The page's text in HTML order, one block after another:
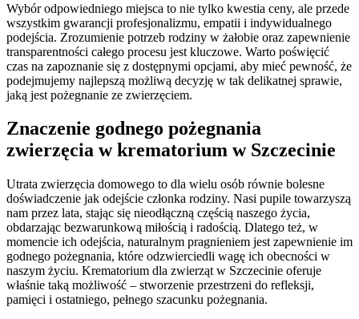
Wybór odpowiedniego miejsca to nie tylko kwestia ceny, ale przede
wszystkim gwarancji profesjonalizmu, empatii i indywidualnego
podejścia. Zrozumienie potrzeb rodziny w żałobie oraz zapewnienie
transparentności całego procesu jest kluczowe. Warto poświęcić
czas na zapoznanie się z dostępnymi opcjami, aby mieć pewność, że
podejmujemy najlepszą możliwą decyzję w tak delikatnej sprawie,
jaką jest pożegnanie ze zwierzęciem.
Znaczenie godnego pożegnania
zwierzęcia w krematorium w Szczecinie
Utrata zwierzęcia domowego to dla wielu osób równie bolesne
doświadczenie jak odejście członka rodziny. Nasi pupile towarzyszą
nam przez lata, stając się nieodłączną częścią naszego życia,
obdarzając bezwarunkową miłością i radością. Dlatego też, w
momencie ich odejścia, naturalnym pragnieniem jest zapewnienie im
godnego pożegnania, które odzwierciedli wagę ich obecności w
naszym życiu. Krematorium dla zwierząt w Szczecinie oferuje
właśnie taką możliwość – stworzenie przestrzeni do refleksji,
pamięci i ostatniego, pełnego szacunku pożegnania.